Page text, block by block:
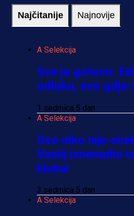
Najčitanije Najnovije
A Selekcija
Sve je gotovo:
odluku, evo gdje
1 sedmica 5 dan
A Selekcija
Ovo niko nije
Vasilj iznenadio
kluba!
3 sedmica 5 dan
A Selekcija